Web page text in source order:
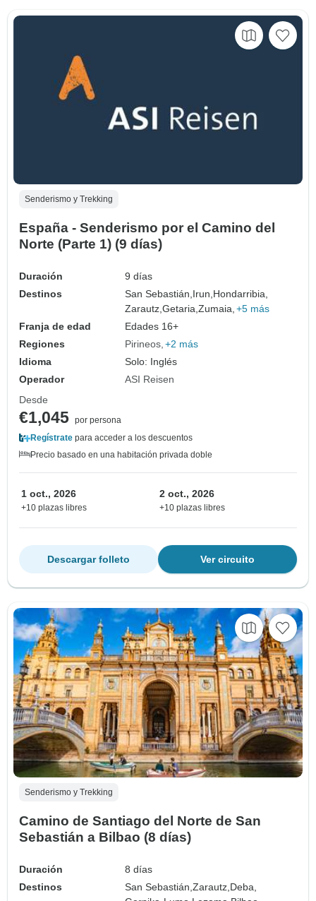
Senderismo y Trekking
España - Senderismo por el Camino del
Norte (Parte 1) (9 días)
Duración
9 días
Destinos
San Sebastián,Irun,Hondarribia,
Zarautz,Getaria,Zumaia, +5 más
Franja de edad
Edades 16+
Regiones
Pirineos +2 más
Idioma
Solo: Inglés
Operador
ASI Reisen
Desde
€1,045 por persona
Regístrate para acceder a los descuentos
Precio basado en una habitación privada doble
1 oct., 2026
+10 plazas libres
2 oct., 2026
+10 plazas libres
Ver circuito
Descargar folleto
Senderismo y Trekking
Camino de Santiago del Norte de San
Sebastián a Bilbao (8 días)
Duración
8 días
Destinos
San Sebastián,Zarautz, Deba,